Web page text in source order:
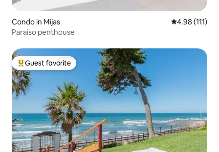
Condo in Mijas 4.98 out of 5
4.98 (111)
Paraiso penthouse
Top guest favorite
Guest favorite